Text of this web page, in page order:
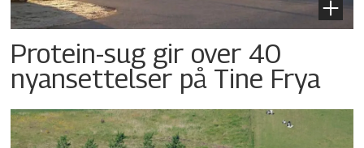
Protein-sug gir over 40
nyansettelser på Tine Frya